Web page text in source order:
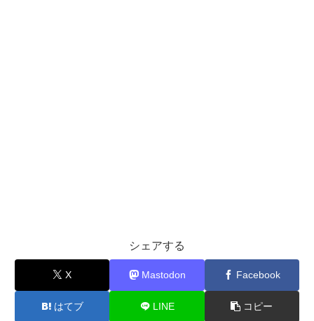
シェアする
X Mastodon Facebook
はてブ LINE コピー